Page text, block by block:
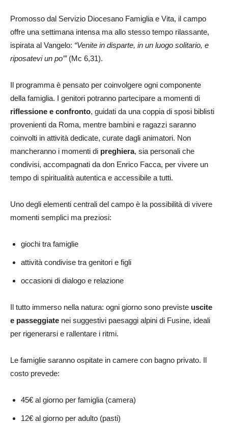
Promosso dal Servizio Diocesano Famiglia e Vita, il campo
offre una settimana intensa ma allo stesso tempo rilassante,
ispirata al Vangelo: “Venite in disparte, in un luogo solitario, e
riposatevi un po’”(Mc 6,31).
Il programma è pensato per coinvolgere ogni componente
della famiglia. I genitori potranno partecipare a momenti di
riflessione e confronto, guidati da una coppia di sposi biblisti
provenienti da Roma, mentre bambini e ragazzi saranno
coinvolti in attività dedicate, curate dagli animatori. Non
mancheranno i momenti di preghiera, sia personali che
condivisi, accompagnati da don Enrico Facca, per vivere un
tempo di spiritualità autentica e accessibile a tutti.
Uno degli elementi centrali del campo è la possibilità di vivere
momenti semplici ma preziosi:
giochi tra famiglie
attività condivise tra genitori e figli
occasioni di dialogo e relazione
Il tutto immerso nella natura: ogni giorno sono previste uscite
e passeggiate nei suggestivi paesaggi alpini di Fusine, ideali
per rigenerarsi e rallentare i ritmi.
Le famiglie saranno ospitate in camere con bagno privato. Il
costo prevede:
45€ al giorno per famiglia (camera)
12€ al giorno per adulto (pasti)